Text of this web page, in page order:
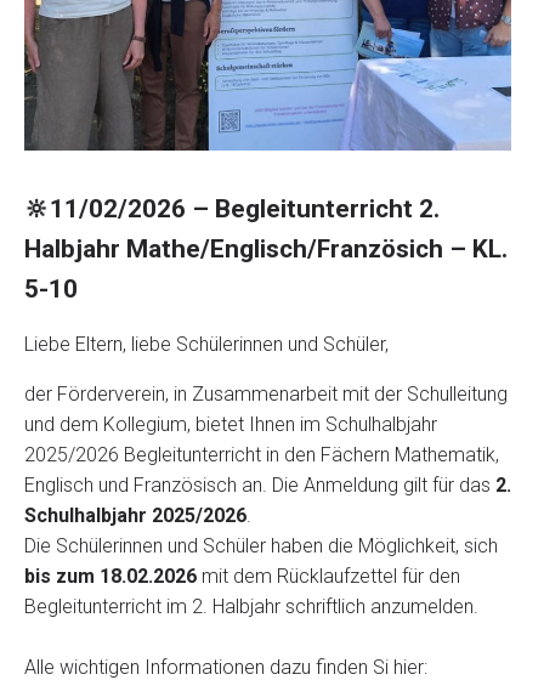
🔆11/02/2026 – Begleitunterricht 2.
Halbjahr Mathe/Englisch/Französich – KL.
5-10
Liebe Eltern, liebe Schülerinnen und Schüler,
der Förderverein, in Zusammenarbeit mit der Schulleitung
und dem Kollegium, bietet Ihnen im Schulhalbjahr
2025/2026 Begleitunterricht in den Fächern Mathematik,
Englisch und Französisch an. Die Anmeldung gilt für das 2.
Schulhalbjahr 2025/2026
Die Schülerinnen und Schüler haben die Möglichkeit, sich
bis zum 18.02.2026 mit dem Rücklaufzettel für den
Begleitunterricht im 2. Halbjahr schriftlich anzumelden.
Alle wichtigen Informationen dazu finden Si hier: